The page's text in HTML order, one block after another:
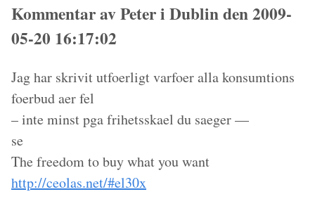
Kommentar av Peter i Dublin den 2009-
05-20 16:17:02
Jag har skrivit utfoerligt varfoer alla konsumtions
foerbud aer fel
– inte minst pga frihetsskael du saeger —
se
The freedom to buy what you want
http://ceolas.net/#el30x